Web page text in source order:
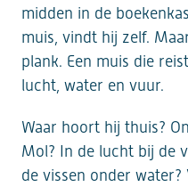
midden in de
muis, vindt hij zelf.
plank. Een muis die
lucht, water en vuur.
Waar hoort hij thuis?
Mol? In de lucht bij de
de vissen onder water?